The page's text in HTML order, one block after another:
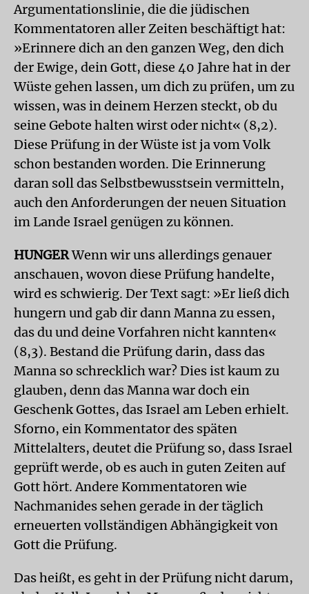
Argumentationslinie, die die jüdischen
Kommentatoren aller Zeiten beschäftigt hat:
»Erinnere dich an den ganzen Weg, den dich
der Ewige, dein Gott, diese 40 Jahre hat in der
Wüste gehen lassen, um dich zu prüfen, um zu
wissen, was in deinem Herzen steckt, ob du
seine Gebote halten wirst oder nicht« (8,2).
Diese Prüfung in der Wüste ist ja vom Volk
schon bestanden worden. Die Erinnerung
daran soll das Selbstbewusstsein vermitteln,
auch den Anforderungen der neuen Situation
im Lande Israel genügen zu können.
HUNGERWenn wir uns allerdings genauer
anschauen, wovon diese Prüfung handelte,
wird es schwierig. Der Text sagt: »Er ließ dich
hungern und gab dir dann Manna zu essen,
das du und deine Vorfahren nicht kannten«
(8,3). Bestand die Prüfung darin, dass das
Manna so schrecklich war? Dies ist kaum zu
glauben, denn das Manna war doch ein
Geschenk Gottes, das Israel am Leben erhielt.
Sforno, ein Kommentator des späten
Mittelalters, deutet die Prüfung so, dass Israel
geprüft werde, ob es auch in guten Zeiten auf
Gott hört. Andere Kommentatoren wie
Nachmanides sehen gerade in der täglich
erneuerten vollständigen Abhängigkeit von
Gott die Prüfung.
Das heißt, es geht in der Prüfung nicht darum,